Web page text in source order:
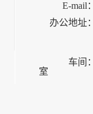
E-mail：
办公地址：
车间：
室